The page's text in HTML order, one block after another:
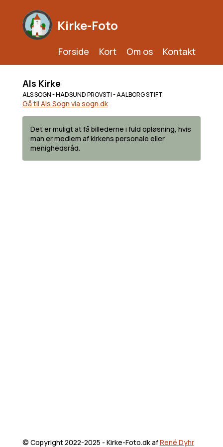
Kirke-Foto
Forside Kort Om os Kontakt
Als Kirke
ALS SOGN - HADSUND PROVSTI - AALBORG STIFT
Gå til Als Sogn via sogn.dk
Det er muligt at få billederne i fuld opløsning, hvis
man er medlem af kirkens personale eller
menighedsråd.
© Copyright 2022-2025 - Kirke-Foto.dk afRené Dyhr